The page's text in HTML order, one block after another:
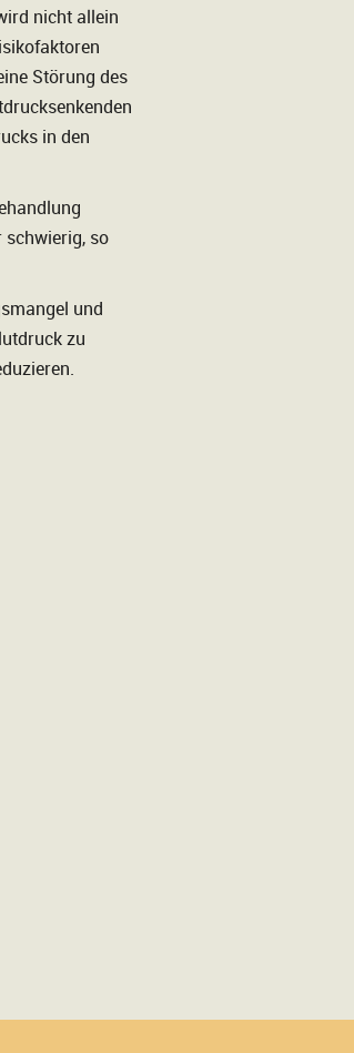
nicht allein
Störung des
in den
schwierig, so
und
zu